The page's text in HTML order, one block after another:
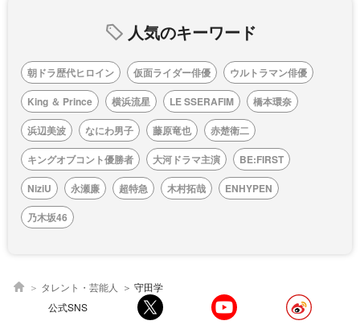
人気のキーワード
朝ドラ歴代ヒロイン 仮面ライダー俳優
ウルトラマン俳優
King ＆ Prince
横浜流星 LE SSERAFIM
橋本環奈
浜辺美波
なにわ男子 藤原竜也
赤楚衛二
キングオブコント優勝者
大河ドラマ主演
BE:FIRST
NiziU
永瀬廉 超特急 木村拓哉
ENHYPEN
乃木坂46
タレント・芸能人
守田学
公式SNS